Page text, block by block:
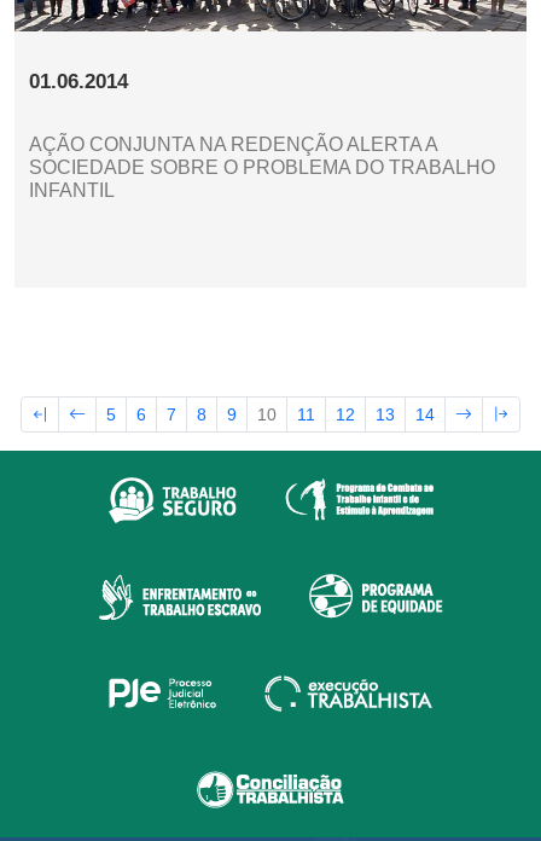
01.06.2014
AÇÃO CONJUNTA NA REDENÇÃO ALERTA A
SOCIEDADE SOBRE O PROBLEMA DO TRABALHO
INFANTIL
5 6 7 8 9 10 11 12 13 14